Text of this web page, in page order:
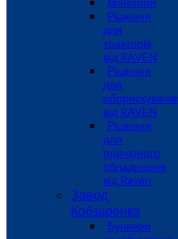
Рішення
для
тракторів
від RAVEN
Рішення
для
обприскувачів
від RAVEN
Рішення
для
причіпного
обладнання
від Raven
Завод
Кобзаренка
Бункери